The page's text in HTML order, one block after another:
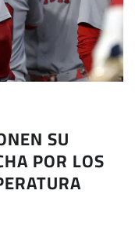
SU
POR LOS